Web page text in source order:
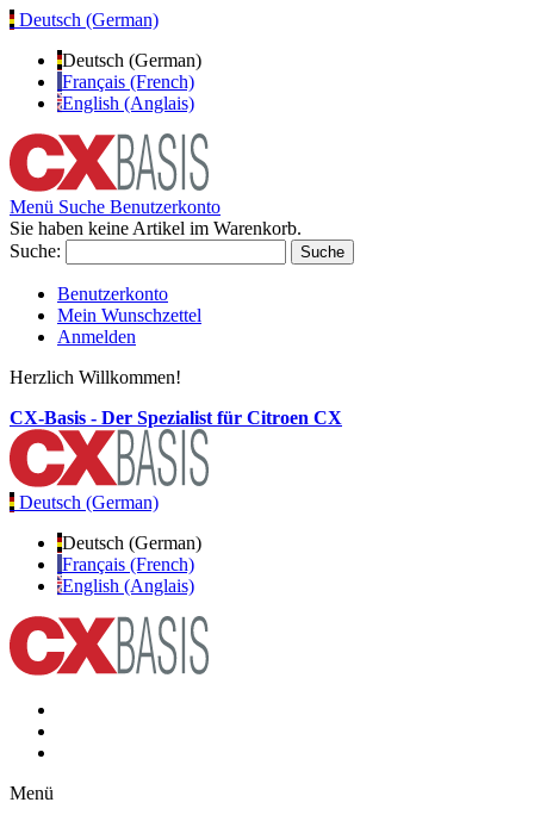
Deutsch (German)
Deutsch (German)
Français (French)
English (Anglais)
Menü Suche Benutzerkonto
Sie haben keine Artikel im Warenkorb.
Suche:
Suche
Benutzerkonto
Mein Wunschzettel
Anmelden
Herzlich Willkommen!
CX-Basis - Der Spezialist für Citroen CX
Deutsch (German)
Deutsch (German)
Français (French)
English (Anglais)
Menü